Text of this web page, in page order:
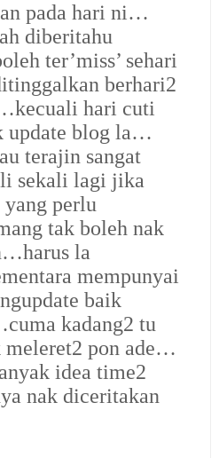
pada hari ni…
diberitahu
ter’miss’ sehari
berhari2
hari cuti
update blog la…
terajin sangat
sekali lagi jika
yang perlu
tak boleh nak
la
mempunyai
baik
kadang2 tu
meleret2 pon ade…
idea time2
nak diceritakan